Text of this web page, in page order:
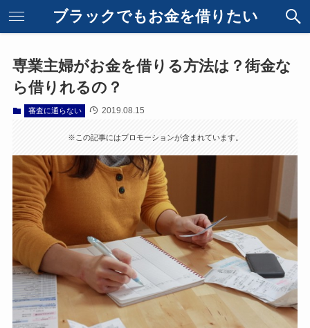
ブラックでもお金を借りたい
専業主婦がお金を借りる方法は？街金な
ら借りれるの？
審査に通らない 2019.08.15
※この記事にはプロモーションが含まれています。